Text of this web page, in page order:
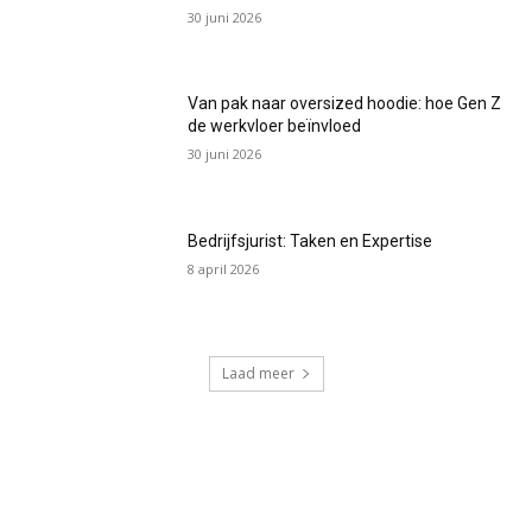
30 juni 2026
Van pak naar oversized hoodie: hoe Gen Z
de werkvloer beïnvloed
30 juni 2026
Bedrijfsjurist: Taken en Expertise
8 april 2026
Laad meer